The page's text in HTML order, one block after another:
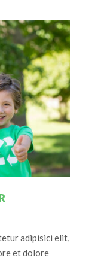
adipisici elit,
et dolore